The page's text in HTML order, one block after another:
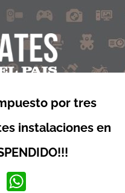
por tres
instalaciones en
Twitter